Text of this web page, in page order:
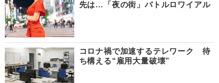
先は…「夜の街」バトルロワイアル
コロナ禍で加速するテレワーク 待
ち構える“雇用大量破壊”